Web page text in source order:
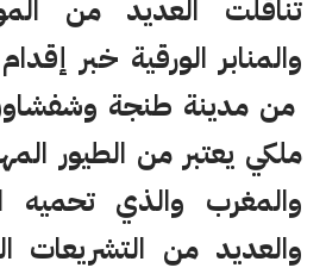
تناقلت العديد من
والمنابر الورقية خبر
من مدينة طنجة
ملكي يعتبر من الطيور
والمغرب والذي تحميه
والعديد من التشريعات